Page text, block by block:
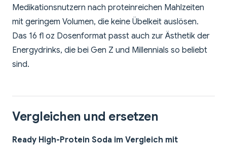
Medikationsnutzern nach proteinreichen Mahlzeiten
mit geringem Volumen, die keine Übelkeit auslösen.
Das 16 fl oz Dosenformat passt auch zur Ästhetik der
Energydrinks, die bei Gen Z und Millennials so beliebt
sind.
Vergleichen und ersetzen
Ready High-Protein Soda im Vergleich mit